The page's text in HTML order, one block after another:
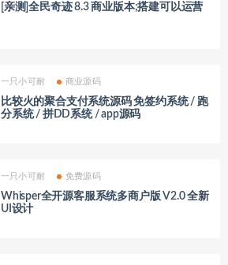
[亲测]全民奇迹 8.3 商业版本;搭建可以运营
一只小可耐 商业源码
比较火的聚合支付系统源码 免签约系统 / 跑
分系统 / 拼DD系统 / app源码
一只小可耐 免费源码
Whisper全开源客服系统多商户版 V2.0 全新
UI设计